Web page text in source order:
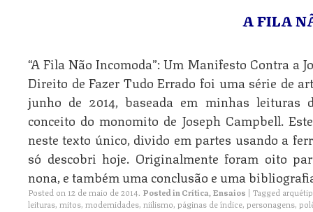
A FILA
“A Fila Não Incomoda”: Um Manifesto Contra a
Direito de Fazer Tudo Errado foi uma série de
junho de 2014, baseada em minhas leituras
conceito do monomito de Joseph Campbell.
neste texto único, divido em partes usando a
só descobri hoje. Originalmente foram oito
nona, e também uma conclusão e uma
Posted on 12 de maio de 2014. Posted inCrítica,Ensaios | Tagged
leituras, mitos, modernidades, niilismo, páginas de índice, personagens,